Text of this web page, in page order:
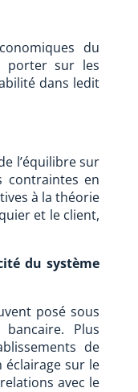
du
porter sur les
dans ledit
l’équilibre sur
contraintes en
à la théorie
et le client,
du système
posé sous
Plus
de
éclairage sur le
avec le